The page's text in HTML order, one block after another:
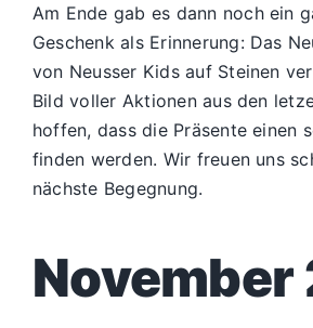
Am Ende gab es dann noch ein
Geschenk als Erinnerung: Das
von Neusser Kids auf Steinen
Bild voller Aktionen aus den
hoffen, dass die Präsente einen
finden werden. Wir freuen uns
nächste Begegnung.
November